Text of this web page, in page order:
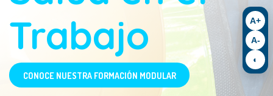
Trabajo
CONOCE NUESTRA FORMACIÓN MODULAR
A+
A-
◐